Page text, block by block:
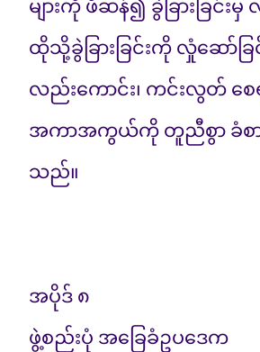
ထိုသို့ခွဲခြားခြင်းကို လှုံဆော်ခြ
လည်းကောင်း၊ ကင်းလွတ် စေ
အကာအကွယ်ကို တူညီစွာ ခံစာ
သည်။
အပိုဒ် ၈
ဖွဲ့စည်းပုံ အခြေခံဥပဒေက